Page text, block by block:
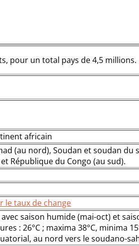
pour un total pays de 4,5 millions.
africain
(au nord), Soudan et soudan du
République du Congo (au sud).
le taux de change
saison humide (mai-oct) et
: 26°C ; maxima 38°C, minima
au nord vers le soudano-